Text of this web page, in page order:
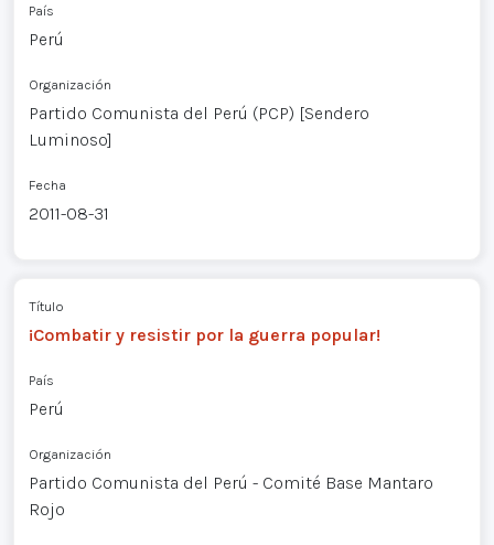
País
Perú
Organización
Partido Comunista del Perú (PCP) [Sendero
Luminoso]
Fecha
2011-08-31
Título
¡Combatir y resistir por la guerra popular!
País
Perú
Organización
Partido Comunista del Perú - Comité Base Mantaro
Rojo